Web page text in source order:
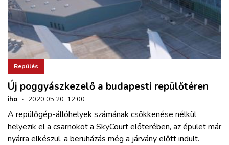
Repülés
Új poggyászkezelő a budapesti repülőtéren
iho · 2020.05.20. 12:00
A repülőgép-állóhelyek számának csökkenése nélkül
helyezik el a csarnokot a SkyCourt előterében, az épület már
nyárra elkészül, a beruházás még a járvány előtt indult.